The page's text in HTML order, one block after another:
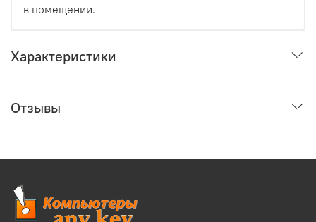
в помещении.
Характеристики
Отзывы